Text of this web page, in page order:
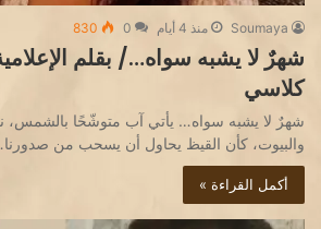
Soumaya منذ 4 أيام 0
830
شهرٌ لا يشبه سواه…/ بقلم
كلاسي
شهرٌ لا يشبه سواه… يأتي آب متوشّحًا بالشمس،
والبيوت، كأن القيظ يحاول أن يسحب من
أكمل القراءة »